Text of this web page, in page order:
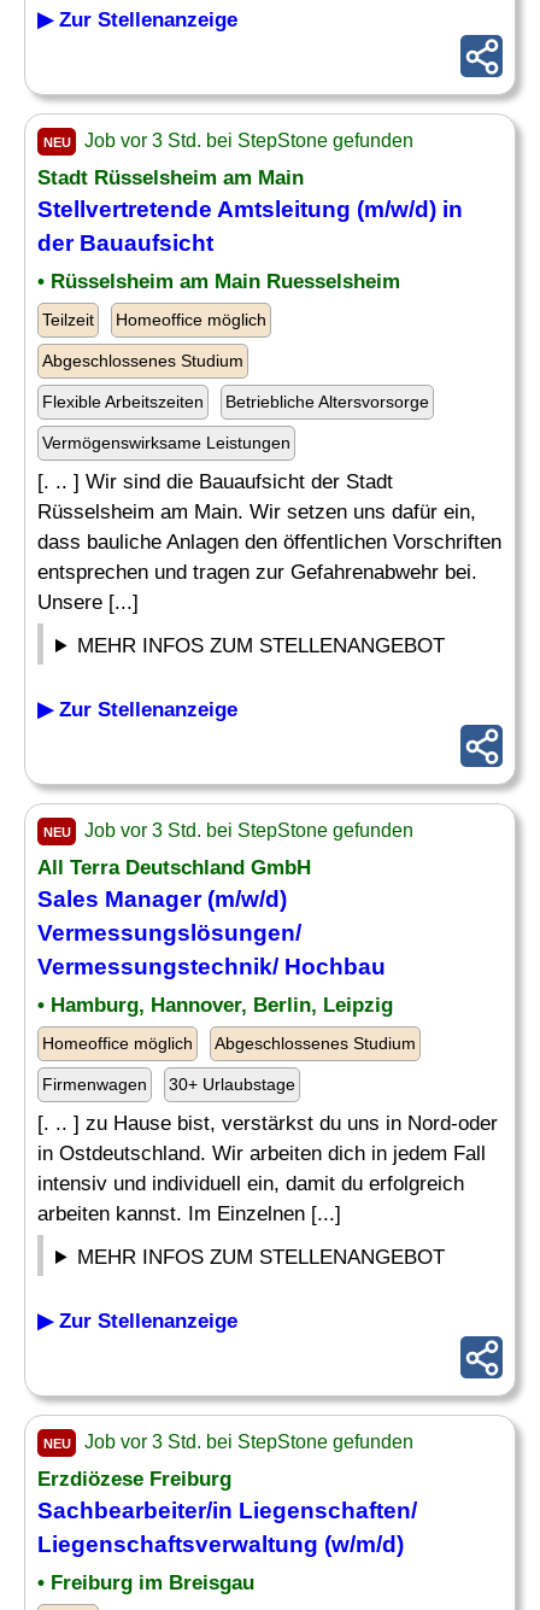
▶ Zur Stellenanzeige
NEU Job vor 3 Std. bei StepStone gefunden
Stadt Rüsselsheim am Main
Stellvertretende Amtsleitung (m/w/d) in
der Bauaufsicht
• Rüsselsheim am Main Ruesselsheim
Teilzeit Homeoffice möglich
Abgeschlossenes Studium
Flexible Arbeitszeiten Betriebliche Altersvorsorge
Vermögenswirksame Leistungen
[. .. ] Wir sind die Bauaufsicht der Stadt
Rüsselsheim am Main. Wir setzen uns dafür ein,
dass bauliche Anlagen den öffentlichen Vorschriften
entsprechen und tragen zur Gefahrenabwehr bei.
Unsere [...]
MEHR INFOS ZUM STELLENANGEBOT
▶ Zur Stellenanzeige
NEU Job vor 3 Std. bei StepStone gefunden
All Terra Deutschland GmbH
Sales Manager (m/w/d)
Vermessungslösungen/
Vermessungstechnik/ Hochbau
• Hamburg, Hannover, Berlin, Leipzig
Homeoffice möglich Abgeschlossenes Studium
Firmenwagen 30+ Urlaubstage
[. .. ] zu Hause bist, verstärkst du uns in Nord-oder
in Ostdeutschland. Wir arbeiten dich in jedem Fall
intensiv und individuell ein, damit du erfolgreich
arbeiten kannst. Im Einzelnen [...]
MEHR INFOS ZUM STELLENANGEBOT
▶ Zur Stellenanzeige
NEU Job vor 3 Std. bei StepStone gefunden
Erzdiözese Freiburg
Sachbearbeiter/in Liegenschaften/
Liegenschaftsverwaltung (w/m/d)
• Freiburg im Breisgau